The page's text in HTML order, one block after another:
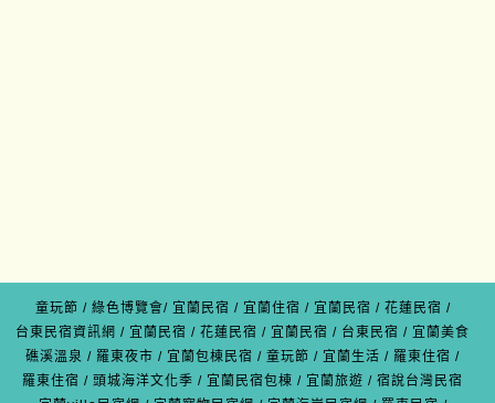
童玩節 / 綠色博覽會/ 宜蘭民宿 / 宜蘭住宿 / 宜蘭民宿 / 花蓮民宿 /
台東民宿資訊網 / 宜蘭民宿 / 花蓮民宿 / 宜蘭民宿 / 台東民宿 / 宜蘭美食
礁溪溫泉 / 羅東夜市 / 宜蘭包棟民宿 / 童玩節 / 宜蘭生活 / 羅東住宿 /
羅東住宿 / 頭城海洋文化季 / 宜蘭民宿包棟 / 宜蘭旅遊 / 宿說台灣民宿